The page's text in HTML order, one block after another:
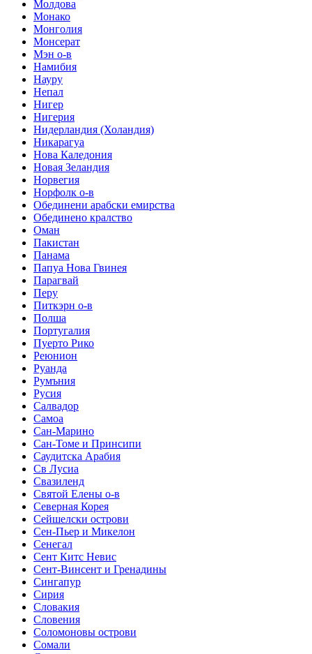
Молдова
Монако
Монголия
Монсерат
Мэн о-в
Намибия
Науру
Непал
Нигер
Нигерия
Нидерландия (Холандия)
Никарагуа
Нова Каледония
Новая Зеландия
Норвегия
Норфолк о-в
Обединени арабски емирства
Обединено кралство
Оман
Пакистан
Панама
Папуа Нова Гвинея
Парагвай
Перу
Питкэрн о-в
Полша
Португалия
Пуерто Рико
Реюнион
Руанда
Румъния
Русия
Салвадор
Самоа
Сан-Марино
Сан-Томе и Принсипи
Саудитска Арабия
Св Лусиа
Свазиленд
Святой Елены о-в
Северная Корея
Сейшелски острови
Сен-Пьер и Микелон
Сенегал
Сент Китс Невис
Сент-Винсент и Гренадины
Сингапур
Сирия
Словакия
Словения
Соломоновы острови
Сомали